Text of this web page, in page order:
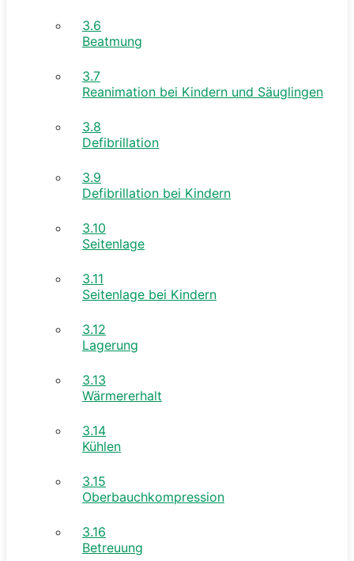
3.6
Beatmung
3.7
Reanimation bei Kindern und Säuglingen
3.8
Defibrillation
3.9
Defibrillation bei Kindern
3.10
Seitenlage
3.11
Seitenlage bei Kindern
3.12
Lagerung
3.13
Wärmererhalt
3.14
Kühlen
3.15
Oberbauchkompression
3.16
Betreuung